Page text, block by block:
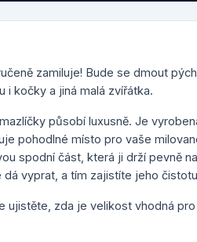
zamiluje! Bude se dmout
i kočky a jiná malá zvířátka.
působí luxusně. Je
pohodlné místo pro vaše
spodní část, která ji drží pevně
vyprat, a tím zajistíte jeho
ujistěte, zda je velikost vhodná